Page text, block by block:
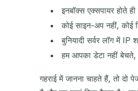
इनबॉक्स एक्सपायर होते
कोई साइन-अप नहीं, कोई
बुनियादी सर्वर लॉग में
हम आपका डेटा नहीं बेचते,
गहराई में जानना चाहते हैं, तो दो